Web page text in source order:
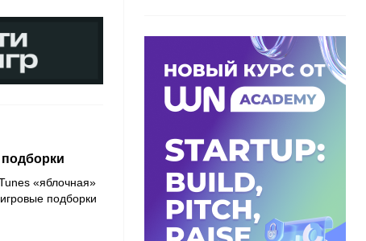
«яблочная»
подборки